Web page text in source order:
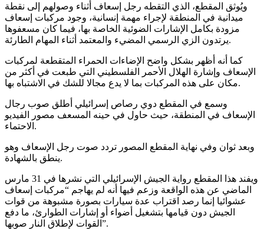
ويُوثق المقطع، الذي التقطه رجل إسعاف أثناء وصولهم إلى نقطة
ميدانية في المنطقة لإجراء مهمة إنسانية، وجود مركبات إسعاف
مزودة بكامل الإشارات الضوئية الخاصة بها، فيما كان مسعفوها
يرتدون الزي الرسمي المضيء والمعتمد أثناء المهام الطارئة.
كما أنه أظهر بشكل واضح الإضاءات الحمراء المتقطعة لمركبات
الإسعاف وإشارة الهلال الأحمر الفلسطيني التي طبعت في أكثر من
مكان على هذه المركبات بما لا يدع مجالا للشك في الاشتباه بها.
وسمع في المقطع دوي رصاص إسرائيلي أطلق صوب رجال
الإسعاف في المنطقة، حيث حاول في حينه المسعف مصور الفيديو
الاحتماء.
وبعد ثوان وفي نهاية المقطع المصور تردد صوت رجل الإسعاف وهو
ينطق بالشهادة.
ويفند هذا المقطع رواية الجيش الإسرائيلي التي نشرها في 31 مارس
الماضي عن هذه الواقعة وزعم فيها أنه لم يهاجم “مركبات إسعاف
عشوائيا إنما رصد اقتراب عدة سيارات بصورة مشبوهة من قوات
الجيش دون قيامها بتشغيل أضواء أو إشارات الطوارئ، ما دفع
القوات لإطلاق النار صوبها”.